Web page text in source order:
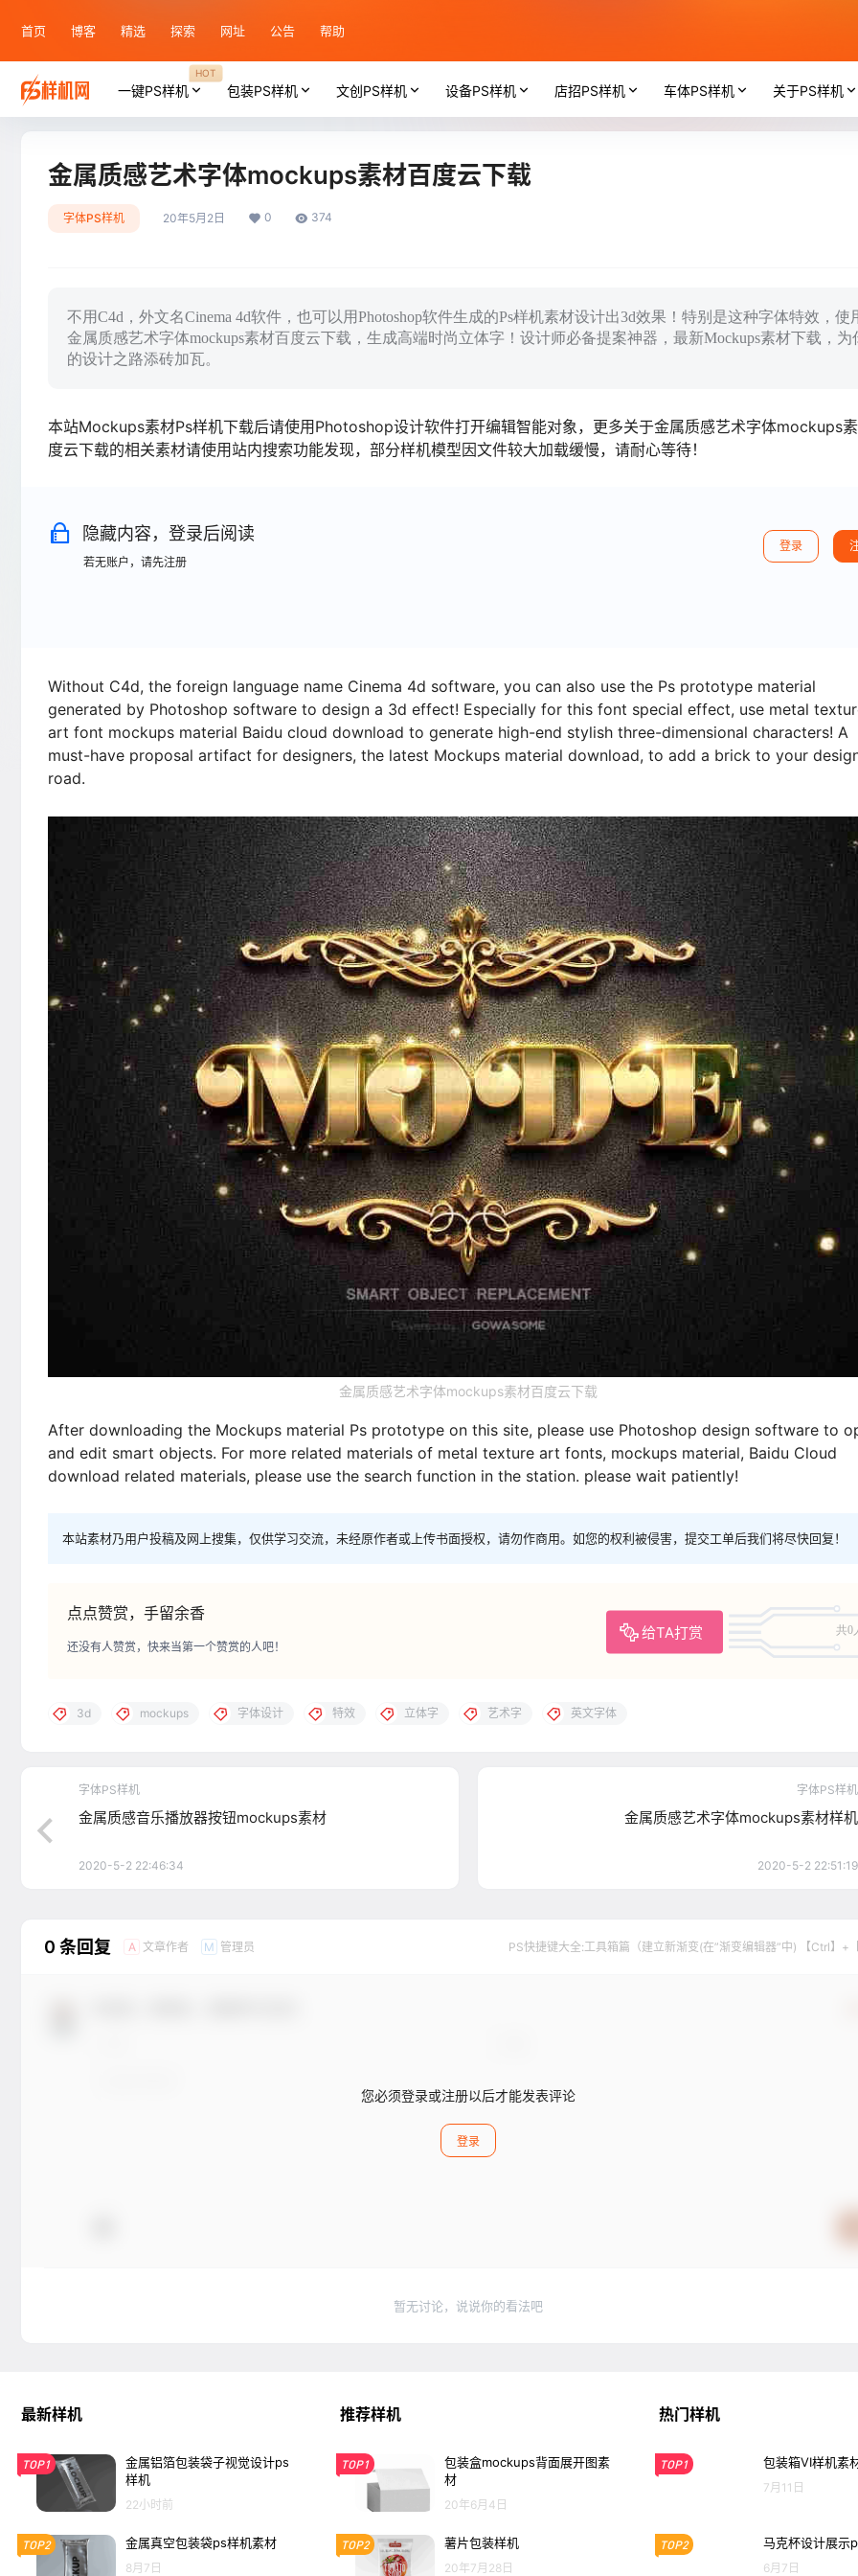
首页 博客 精选 探索 网址 公告 帮助
一键PS样机
HOT
包装PS样机 文创PS样机 设备PS样机 店招PS样机 车体PS样机 关于PS样机
金属质感艺术字体mockups素材百度云下载
字体PS样机 20年5月2日 0 374
不用C4d，外文名Cinema 4d软件，也可以用Photoshop软件生成的Ps样机素材设计出3d效果！特别是这种字体特效，使
金属质感艺术字体mockups素材百度云下载，生成高端时尚立体字！设计师必备提案神器，最新Mockups素材下载，为
的设计之路添砖加瓦。
本站Mockups素材Ps样机下载后请使用Photoshop设计软件打开编辑智能对象，更多关于金属质感艺术字体mockups
度云下载的相关素材请使用站内搜索功能发现，部分样机模型因文件较大加载缓慢，请耐心等待！
隐藏内容，登录后阅读
若无账户，请先注册
登录
Without C4d, the foreign language name Cinema 4d software, you can also use the Ps prototype material
generated by Photoshop software to design a 3d effect! Especially for this font special effect, use metal
art font mockups material Baidu cloud download to generate high-end stylish three-dimensional characters! A
must-have proposal artifact for designers, the latest Mockups material download, to add a brick to your
road.
金属质感艺术字体mockups素材百度云下载
After downloading the Mockups material Ps prototype on this site, please use Photoshop design software to
and edit smart objects. For more related materials of metal texture art fonts, mockups material, Baidu Cloud
download related materials, please use the search function in the station. please wait patiently!
本站素材乃用户投稿及网上搜集，仅供学习交流，未经原作者或上传书面授权，请勿作商用。如您的权利被侵害，提交工单后我们将尽快回复！
点点赞赏，手留余香
给TA打赏 共0
还没有人赞赏，快来当第一个赞赏的人吧！
3d mockups 字体设计 特效 立体字 艺术字 英文字体
字体PS样机
金属质感音乐播放器按钮mockups素材
2020-5-2 22:46:34
字体PS样机
金属质感艺术字体mockups素材样机
2020-5-2 22:51:19
0 条回复 A 文章作者 M 管理员 PS快捷键大全:工具箱篇（建立新渐变(在”渐变编辑器”中) 【Ctrl】+【
您必须登录或注册以后才能发表评论
登录
暂无讨论，说说你的看法吧
最新样机
TOP1
金属铝箔包装袋子视觉设计ps
样机
22小时前
TOP2 金属真空包装袋ps样机素材
8月7日
推荐样机
TOP1
包装盒mockups背面展开图素
材
20年6月4日
TOP2 薯片包装样机
20年7月28日
热门样机
TOP1 包装箱VI样机素
7月11日
TOP2 马克杯设计展示
6月7日